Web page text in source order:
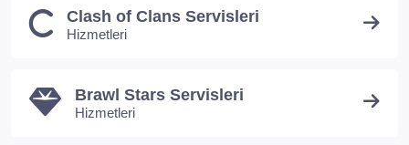
Clash of Clans Servisleri
Hizmetleri
Brawl Stars Servisleri
Hizmetleri